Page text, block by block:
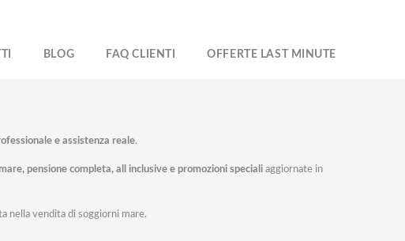
BLOG FAQ CLIENTI OFFERTE LAST MINUTE
e assistenza reale.
pensione completa, all inclusive e promozioni speciali aggiornate in
nella vendita di soggiorni mare.